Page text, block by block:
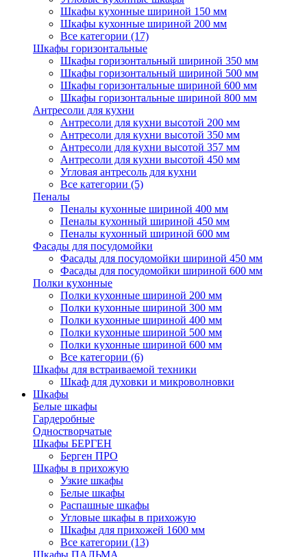
Шкафы кухонные шириной 150 мм
Шкафы кухонные шириной 200 мм
Все категории (17)
Шкафы горизонтальные
Шкафы горизонтальный шириной 350 мм
Шкафы горизонтальный шириной 500 мм
Шкафы горизонтальные шириной 600 мм
Шкафы горизонтальные шириной 800 мм
Антресоли для кухни
Антресоли для кухни высотой 200 мм
Антресоли для кухни высотой 350 мм
Антресоли для кухни высотой 357 мм
Антресоли для кухни высотой 450 мм
Угловая антресоль для кухни
Все категории (5)
Пеналы
Пеналы кухонные шириной 400 мм
Пеналы кухонный шириной 450 мм
Пеналы кухонный шириной 600 мм
Фасады для посудомойки
Фасады для посудомойки шириной 450 мм
Фасады для посудомойки шириной 600 мм
Полки кухонные
Полки кухонные шириной 200 мм
Полки кухонные шириной 300 мм
Полки кухонные шириной 400 мм
Полки кухонные шириной 500 мм
Полки кухонные шириной 600 мм
Все категории (6)
Шкафы для встраиваемой техники
Шкаф для духовки и микроволновки
Шкафы
Белые шкафы
Гардеробные
Одностворчатые
Шкафы БЕРГЕН
Берген ПРО
Шкафы в прихожую
Узкие шкафы
Белые шкафы
Распашные шкафы
Угловые шкафы в прихожую
Шкафы для прихожей 1600 мм
Все категории (13)
Шкафы ПАЛЬМА